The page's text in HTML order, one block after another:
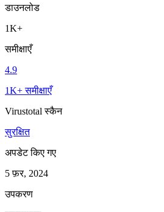
डाउनलोड
1K+
समीक्षाएँ
4.9
1K+ समीक्षाएँ
Virustotal स्कैन
सुरक्षित
अपडेट किए गए
5 फ़र, 2024
उपकरण